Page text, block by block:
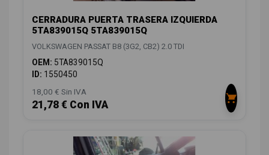
CERRADURA PUERTA TRASERA IZQUIERDA
5TA839015Q 5TA839015Q
VOLKSWAGEN PASSAT B8 (3G2, CB2) 2.0 TDI
OEM: 5TA839015Q
ID: 1550450
18,00 € Sin IVA
21,78 € Con IVA